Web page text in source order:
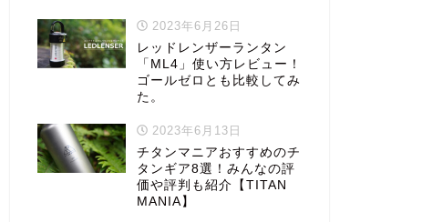
2023年6月26日
レッドレンザーランタン
「ML4」使い方レビュー！
ゴールゼロとも比較してみ
た。
2023年6月13日
チタンマニアおすすめのチ
タンギア8選！みんなの評
価や評判も紹介【TITAN
MANIA】